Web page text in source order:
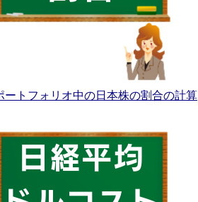
ートフォリオ中の日本株の割合の計算